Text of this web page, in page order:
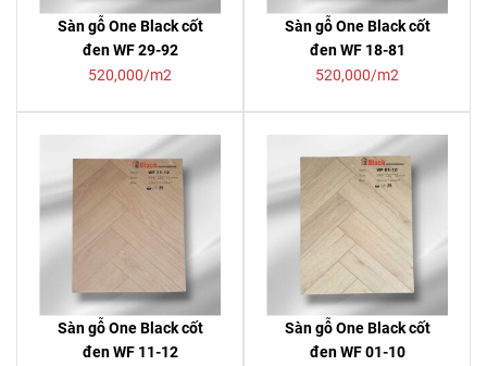
Sàn gỗ One Black cốt
đen WF 29-92
520,000/m2
Sàn gỗ One Black cốt
đen WF 18-81
520,000/m2
Sàn gỗ One Black cốt
đen WF 11-12
Sàn gỗ One Black cốt
đen WF 01-10